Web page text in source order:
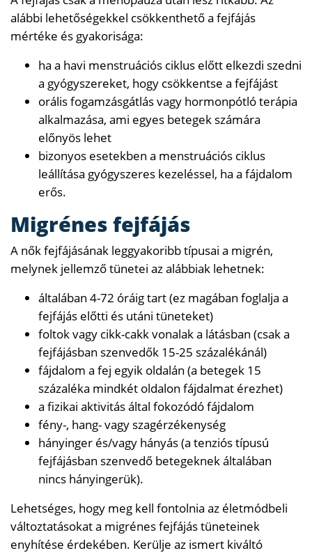
alábbi lehetőségekkel csökkenthető a fejfájás
mértéke és gyakorisága:
ha a havi menstruációs ciklus előtt elkezdi szedni
a gyógyszereket, hogy csökkentse a fejfájást
orális fogamzásgátlás vagy hormonpótló terápia
alkalmazása, ami egyes betegek számára
előnyös lehet
bizonyos esetekben a menstruációs ciklus
leállítása gyógyszeres kezeléssel, ha a fájdalom
erős.
Migrénes fejfájás
A nők fejfájásának leggyakoribb típusai a migrén,
melynek jellemző tünetei az alábbiak lehetnek:
általában 4-72 óráig tart (ez magában foglalja a
fejfájás előtti és utáni tüneteket)
foltok vagy cikk-cakk vonalak a látásban (csak a
fejfájásban szenvedők 15-25 százalékánál)
fájdalom a fej egyik oldalán (a betegek 15
százaléka mindkét oldalon fájdalmat érezhet)
a fizikai aktivitás által fokozódó fájdalom
fény-, hang- vagy szagérzékenység
hányinger és/vagy hányás (a tenziós típusú
fejfájásban szenvedő betegeknek általában
nincs hányingerük).
Lehetséges, hogy meg kell fontolnia az életmódbeli
változtatásokat a migrénes fejfájás tüneteinek
enyhítése érdekében. Kerülje az ismert kiváltó